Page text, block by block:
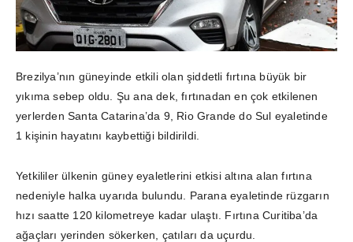
Brezilya’nın güneyinde etkili olan şiddetli fırtına büyük bir
yıkıma sebep oldu. Şu ana dek, fırtınadan en çok etkilenen
yerlerden Santa Catarina’da 9, Rio Grande do Sul eyaletinde
1 kişinin hayatını kaybettiği bildirildi.
Yetkililer ülkenin güney eyaletlerini etkisi altına alan fırtına
nedeniyle halka uyarıda bulundu. Parana eyaletinde rüzgarın
hızı saatte 120 kilometreye kadar ulaştı. Fırtına Curitiba’da
ağaçları yerinden sökerken, çatıları da uçurdu.